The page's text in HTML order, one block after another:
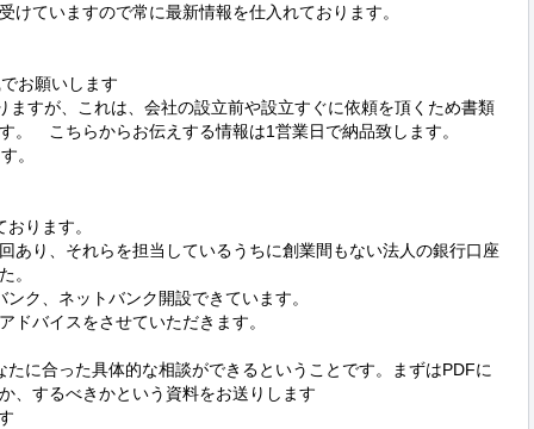
けていますので常に最新情報を仕入れております。
お願いします
ますが、これは、会社の設立前や設立すぐに依頼を頂くため書類
。　こちらからお伝えする情報は1営業日で納品致します。
。
ります。
あり、それらを担当しているうちに創業間もない法人の銀行口座
た。
ク、ネットバンク開設できています。
ドバイスをさせていただきます。
に合った具体的な相談ができるということです。まずはPDFに
、するべきかという資料をお送りします